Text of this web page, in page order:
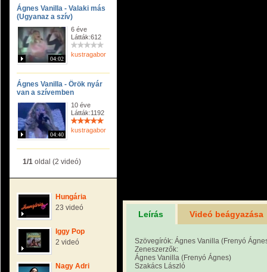
Ágnes Vanilla - Valaki más
(Ugyanaz a szív)
04:02
6 éve
Látták:612
kustragabor
Ágnes Vanilla - Örök nyár
van a szívemben
04:40
10 éve
Látták:1192
kustragabor
1/1 oldal (2 videó)
Hungária
23 videó
Iggy Pop
2 videó
Nagy Adri
Leírás Videó beágyazása
Szövegírók: Ágnes Vanilla (Frenyó
Zeneszerzők:
Ágnes Vanilla (Frenyó Ágnes)
Szakács László